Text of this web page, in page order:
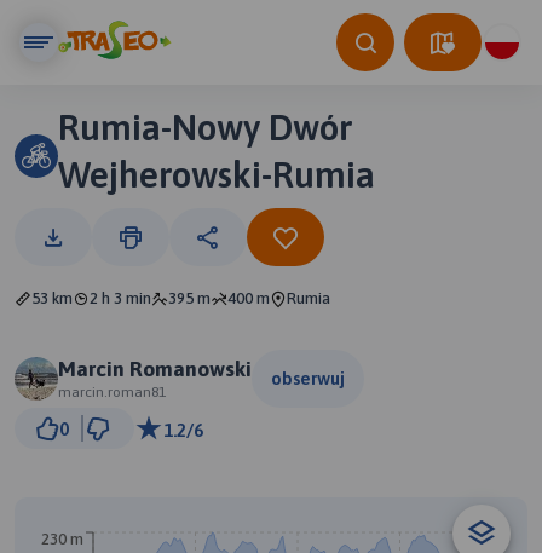
Rumia-Nowy Dwór
Wejherowski-Rumia
53 km 2 h 3 min 395 m 400 m Rumia
Marcin Romanowski
marcin.roman81
obserwuj
0 1.2/6
230 m